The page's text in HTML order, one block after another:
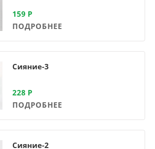
159 Р
ПОДРОБНЕЕ
Сияние-3
228 Р
ПОДРОБНЕЕ
Сияние-2